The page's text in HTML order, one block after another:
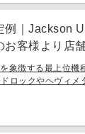
例｜Jackson
お客様より店
象徴する最上位
ロックやヘヴィメ